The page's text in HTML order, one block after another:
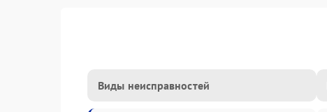
Виды неисправностей